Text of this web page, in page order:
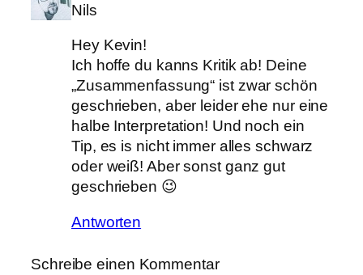
Nils
Hey Kevin!
Ich hoffe du kanns Kritik ab! Deine
„Zusammenfassung“ ist zwar schön
geschrieben, aber leider ehe nur eine
halbe Interpretation! Und noch ein
Tip, es is nicht immer alles schwarz
oder weiß! Aber sonst ganz gut
geschrieben 😉
Antworten
Schreibe einen Kommentar